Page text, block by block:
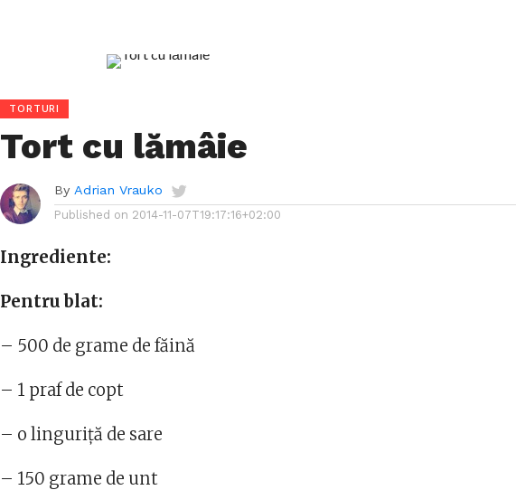
TORTURI
Tort cu lămâie
By Adrian Vrauko
Published on 2014-11-07T19:17:16+02:00
Ingrediente:
Pentru blat:
– 500 de grame de făină
– 1 praf de copt
– o linguriță de sare
– 150 grame de unt